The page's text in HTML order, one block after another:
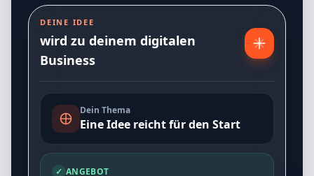
DEINE IDEE
wird zu deinem digitalen
Business
Dein Thema
Eine Idee reicht für den Start
✓ ANGEBOT